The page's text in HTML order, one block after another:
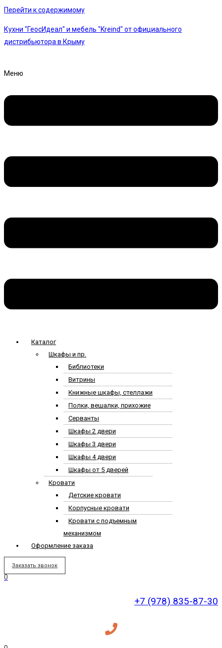
Перейти к содержимому
Кухни "ГеосИдеал" и мебель "Kreind" от официального
дистрибьютора в Крыму
Меню
Каталог
Шкафы и пр.
Библиотеки
Витрины
Книжные шкафы, стеллажи
Полки, вешалки, прихожие
Серванты
Шкафы 2 двери
Шкафы 3 двери
Шкафы 4 двери
Шкафы от 5 дверей
Кровати
Детские кровати
Корпусные кровати
Кровати с подъемным
механизмом
Оформление заказа
Заказать звонок
0
+7 (978) 835-87-30